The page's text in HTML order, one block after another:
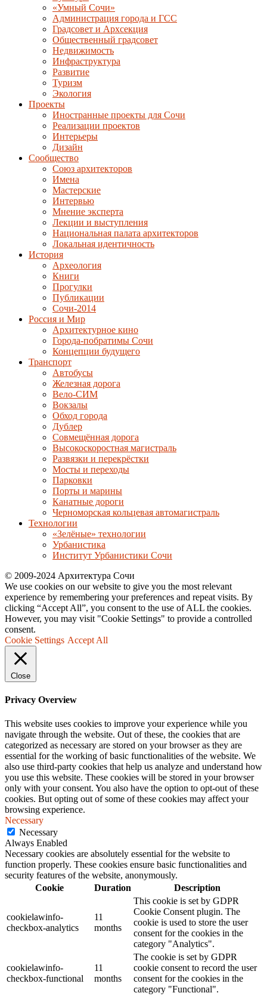
«Умный Сочи»
Администрация города и ГСС
Градсовет и Архсекция
Общественный градсовет
Недвижимость
Инфраструктура
Развитие
Туризм
Экология
Проекты
Иностранные проекты для Сочи
Реализации проектов
Интерьеры
Дизайн
Сообщество
Союз архитекторов
Имена
Мастерские
Интервью
Мнение эксперта
Лекции и выступления
Национальная палата архитекторов
Локальная идентичность
История
Археология
Книги
Прогулки
Публикации
Сочи-2014
Россия и Мир
Архитектурное кино
Города-побратимы Сочи
Концепции будущего
Транспорт
Автобусы
Железная дорога
Вело-СИМ
Вокзалы
Обход города
Дублер
Совмещённая дорога
Высокоскоростная магистраль
Развязки и перекрёстки
Мосты и переходы
Парковки
Порты и марины
Канатные дороги
Черноморская кольцевая автомагистраль
Технологии
«Зелёные» технологии
Урбанистика
Институт Урбанистики Сочи
© 2009-2024 Архитектура Сочи
We use cookies on our website to give you the most relevant
experience by remembering your preferences and repeat visits. By
clicking “Accept All”, you consent to the use of ALL the cookies.
However, you may visit "Cookie Settings" to provide a controlled
consent.
Cookie Settings Accept All
Close
Privacy Overview
This website uses cookies to improve your experience while you
navigate through the website. Out of these, the cookies that are
categorized as necessary are stored on your browser as they are
essential for the working of basic functionalities of the website. We
also use third-party cookies that help us analyze and understand how
you use this website. These cookies will be stored in your browser
only with your consent. You also have the option to opt-out of these
cookies. But opting out of some of these cookies may affect your
browsing experience.
Necessary
Necessary
Always Enabled
Necessary cookies are absolutely essential for the website to
function properly. These cookies ensure basic functionalities and
security features of the website, anonymously.
Cookie
Duration Description
cookielawinfo-
checkbox-analytics
11
months
This cookie is set by GDPR
Cookie Consent plugin. The
cookie is used to store the user
consent for the cookies in the
category "Analytics".
cookielawinfo-
checkbox-functional
11
months
The cookie is set by GDPR
cookie consent to record the user
consent for the cookies in the
category "Functional".